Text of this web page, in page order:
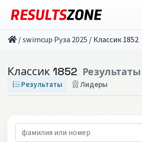
/swimcup Руза 2025 /Классик 1852
Классик 1852 Результаты
Результаты Лидеры